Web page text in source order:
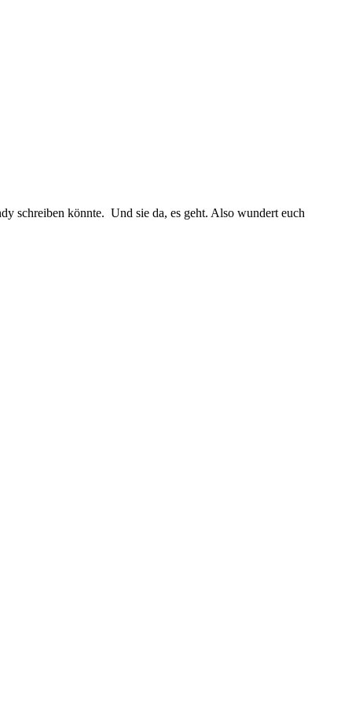
schreiben könnte. Und sie da, es geht. Also wundert euch